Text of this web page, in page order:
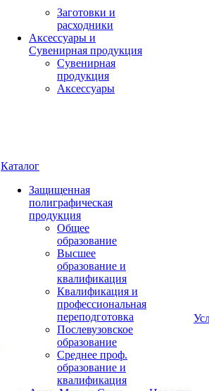
Заготовки и
расходники
Аксессуары и
Сувенирная продукция
Сувенирная
продукция
Аксессуары
Каталог
Защищенная
полиграфическая
продукция
Общее
образование
Высшее
образование и
квалификация
Квалификация и
профессиональная
переподготовка
Послевузовское
образование
Среднее проф.
образование и
квалификация